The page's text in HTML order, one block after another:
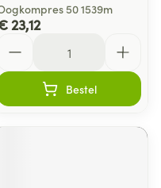
50 1539m
23,12
Bestel